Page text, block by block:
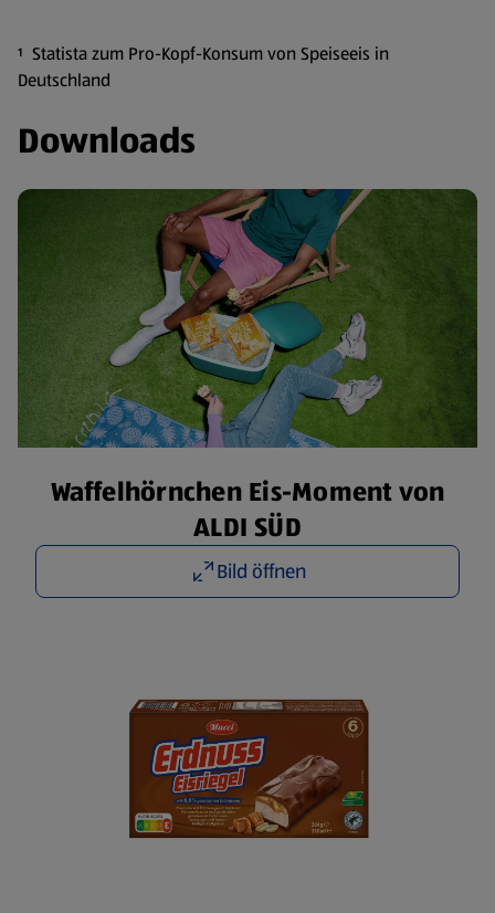
¹ Statista zum Pro-Kopf-Konsum von Speiseeis in
Deutschland
Downloads
Waffelhörnchen Eis-Moment von
ALDI SÜD
Bild öffnen